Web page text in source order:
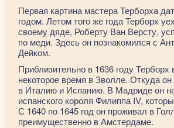
Первая картина мастера Терборха
годом. Летом того же года Терборх
своему дяде, Роберту Ван Версту,
по меди. Здесь он познакомился с
Дейком.
Приблизительно в 1636 году Терборх
некоторое время в Зволле. Откуда он
в Италию и Испанию. В Мадриде он
испанского короля Филиппа IV,
С 1640 по 1645 год он проживал в
преимущественно в Амстердаме.